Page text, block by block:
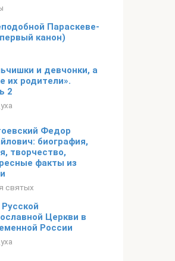
Параскеве-
канон)
и девчонки, а
их родители».
2
Федор
биография,
творчество,
факты из
святых
Церкви в
России